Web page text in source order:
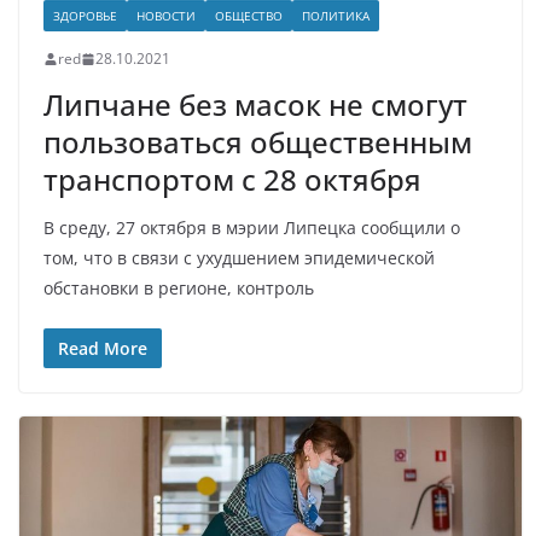
ЗДОРОВЬЕ НОВОСТИ ОБЩЕСТВО ПОЛИТИКА
red 28.10.2021
Липчане без масок не смогут
пользоваться общественным
транспортом с 28 октября
В среду, 27 октября в мэрии Липецка сообщили о
том, что в связи с ухудшением эпидемической
обстановки в регионе, контроль
Read More